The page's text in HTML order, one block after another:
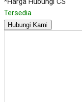
Tersedia
Hubungi Kami